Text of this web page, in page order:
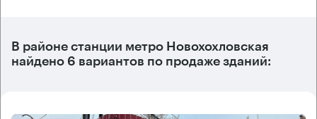
В районе станции метро Новохохловская
найдено 6 вариантов по продаже зданий: